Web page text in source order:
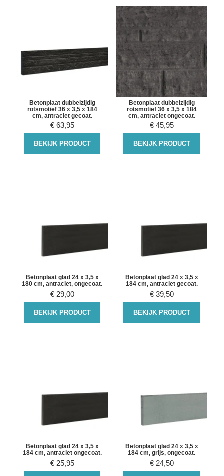
Betonplaat dubbelzijdig
rotsmotief 36 x 3,5 x 184
cm, antraciet gecoat.
€ 63,95
BEKIJK PRODUCT
Betonplaat dubbelzijdig
rotsmotief 36 x 3,5 x 184
cm, antraciet ongecoat.
€ 45,95
BEKIJK PRODUCT
Betonplaat glad 24 x 3,5 x
180 cm, antraciet, ongecoat.
€ 29,00
BEKIJK PRODUCT
Betonplaat glad 24 x 3,5 x
184 cm, antraciet gecoat.
€ 39,50
BEKIJK PRODUCT
Betonplaat glad 24 x 3,5 x
184 cm, antraciet ongecoat.
€ 25,95
Betonplaat glad 24 x 3,5 x
184 cm, grijs, ongecoat.
€ 24,50